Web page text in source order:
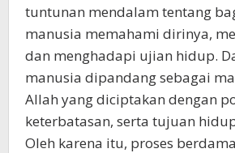
tuntunan mendalam tentang
manusia memahami dirinya,
dan menghadapi ujian hidup.
manusia dipandang sebagai
Allah yang diciptakan dengan
keterbatasan, serta tujuan
Oleh karena itu, proses